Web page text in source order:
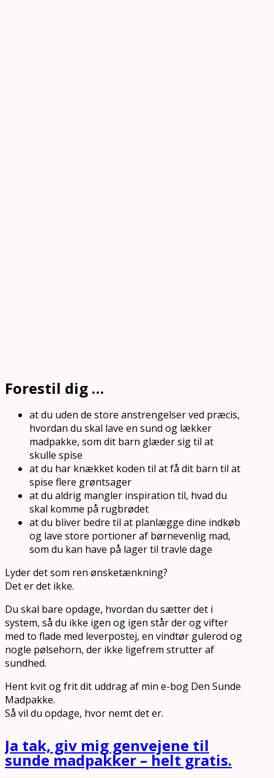
Forestil dig …
at du uden de store anstrengelser ved præcis,
hvordan du skal lave en sund og lækker
madpakke, som dit barn glæder sig til at
skulle spise
at du har knækket koden til at få dit barn til at
spise flere grøntsager
at du aldrig mangler inspiration til, hvad du
skal komme på rugbrødet
at du bliver bedre til at planlægge dine indkøb
og lave store portioner af børnevenlig mad,
som du kan have på lager til travle dage
Lyder det som ren ønsketænkning?
Det er det ikke.
Du skal bare opdage, hvordan du sætter det i
system, så du ikke igen og igen står der og vifter
med to flade med leverpostej, en vindtør gulerod og
nogle pølsehorn, der ikke ligefrem strutter af
sundhed.
Hent kvit og frit dit uddrag af min e-bog Den Sunde
Madpakke.
Så vil du opdage, hvor nemt det er.
Ja tak, giv mig genvejene til
sunde madpakker – helt gratis.